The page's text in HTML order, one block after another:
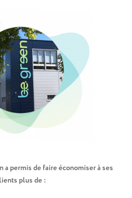
a permis de faire économiser à ses
plus de :